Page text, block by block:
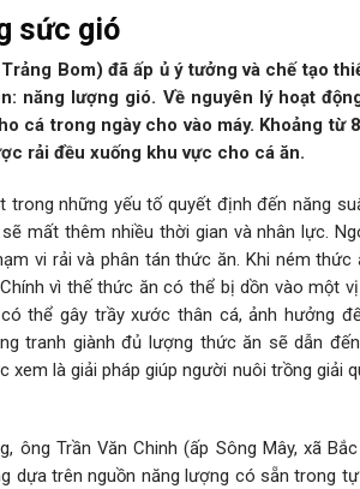
sức gió
Bom) đã ấp ủ ý tưởng và chế tạo
năng lượng gió. Về nguyên lý hoạt
cá trong ngày cho vào máy. Khoảng từ
rải đều xuống khu vực cho cá ăn.
những yếu tố quyết định đến năng
mất thêm nhiều thời gian và nhân lực.
vi rải và phân tán thức ăn. Khi ném thức
vì thế thức ăn có thể bị dồn vào một
thể gây trầy xước thân cá, ảnh hưởng
tranh giành đủ lượng thức ăn sẽ dẫn
là giải pháp giúp người nuôi trồng giải
Trần Văn Chinh (ấp Sông Mây, xã
trên nguồn năng lượng có sẵn trong tự